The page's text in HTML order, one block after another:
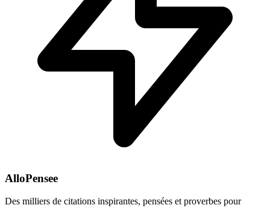
AlloPensee
Des milliers de citations inspirantes, pensées et proverbes pour